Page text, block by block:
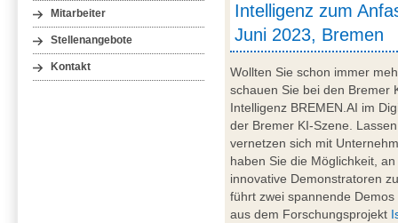
Mitarbeiter
Stellenangebote
Kontakt
Intelligenz zum
Juni 2023, Bremen
Wollten Sie schon immer
schauen Sie bei den Bremer
Intelligenz BREMEN.AI im
der Bremer KI-Szene.
vernetzen sich mit
haben Sie die Möglichkeit,
innovative Demonstratoren
führt zwei spannende
aus dem Forschungsprojekt